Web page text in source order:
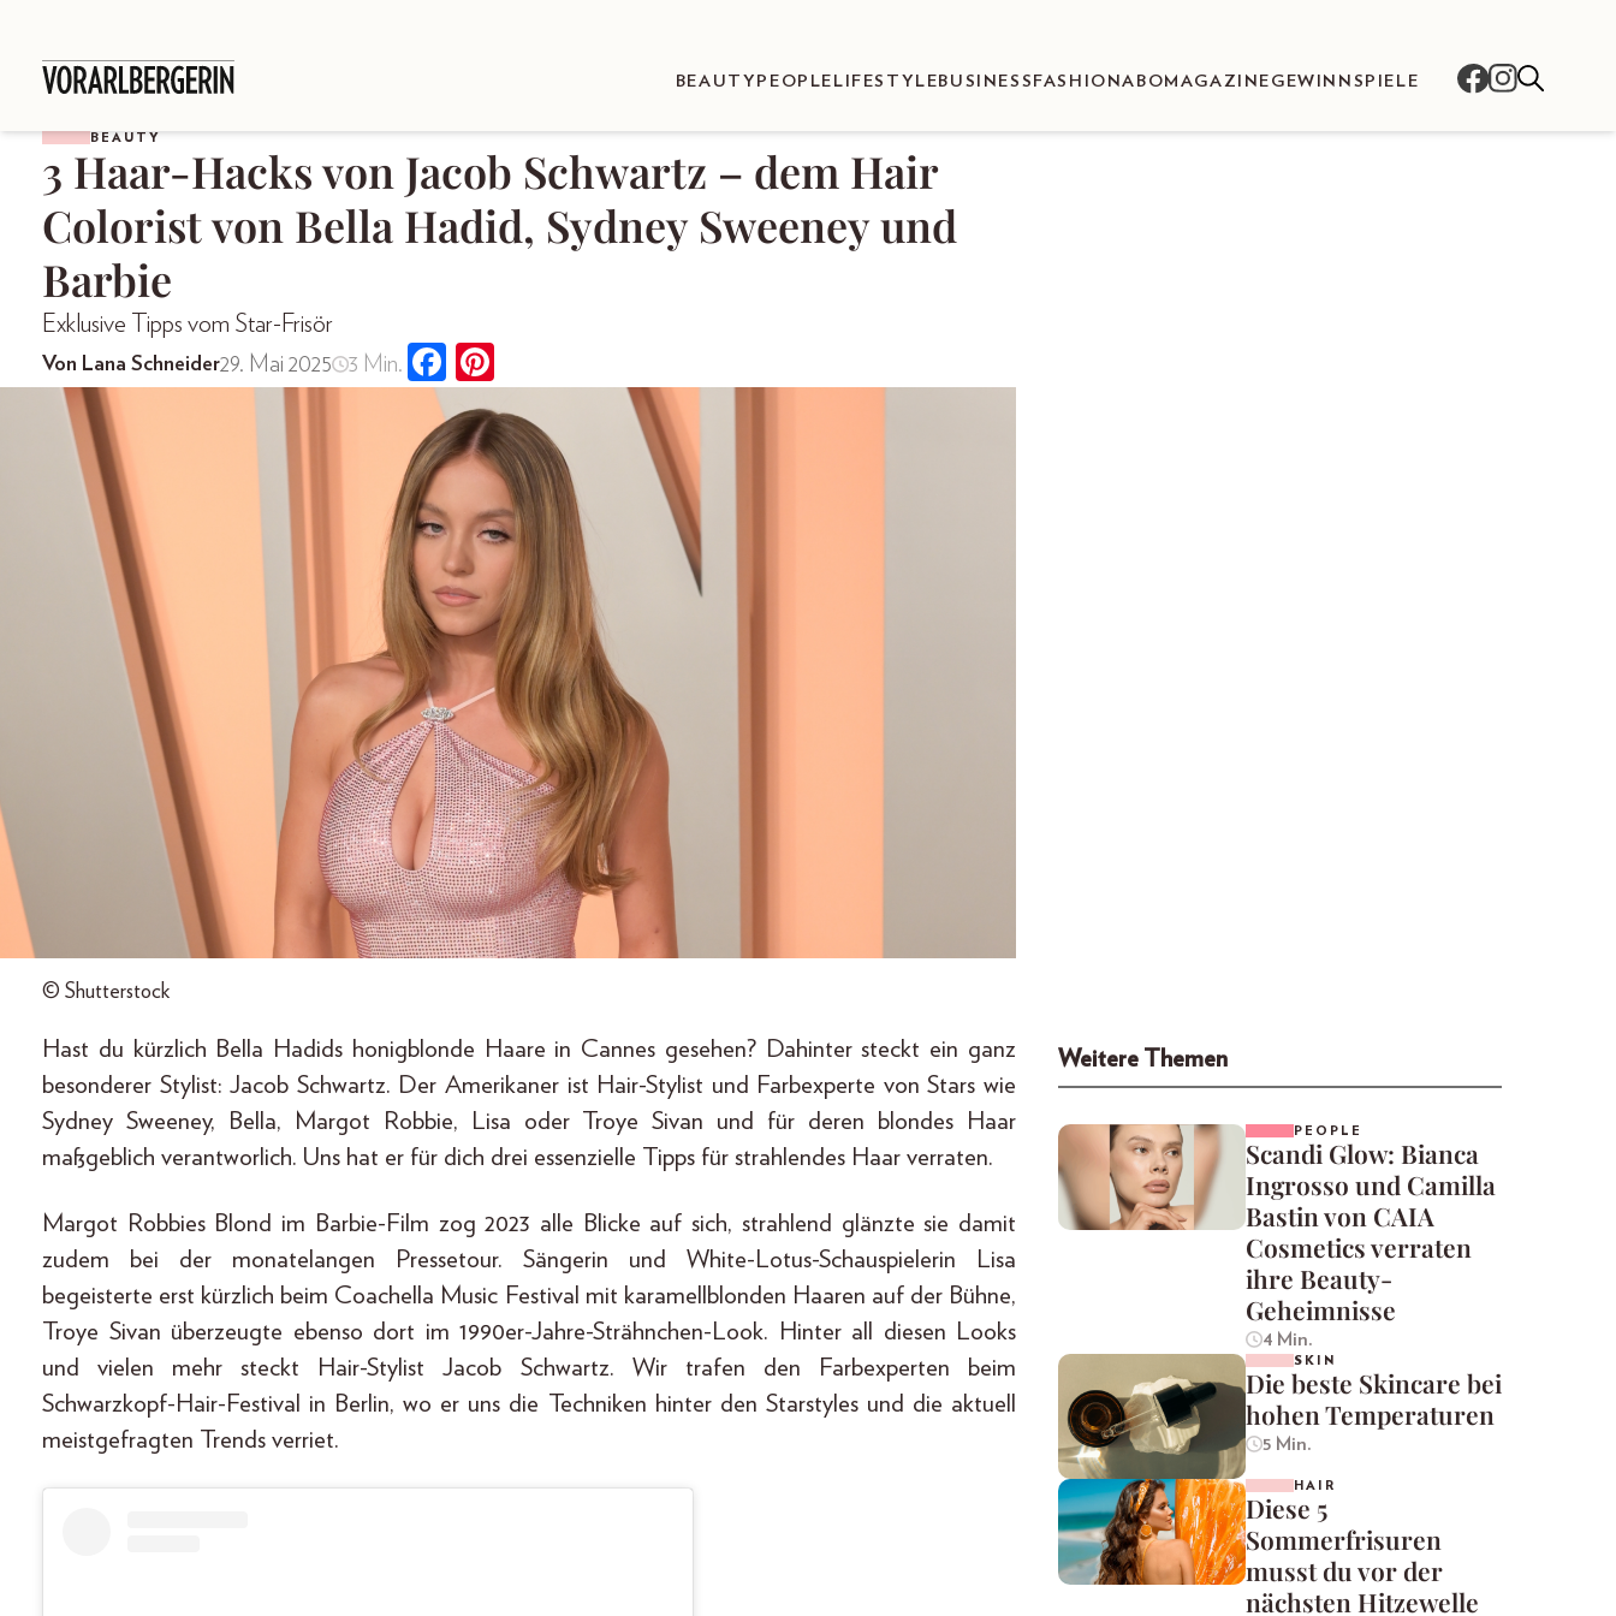
BEAUTY PEOPLE LIFESTYLEBUSINESS FASHIONABOMAGAZINE GEWINNSPIELE
BEAUTY
3 Haar-Hacks von Jacob Schwartz – dem Hair
Colorist von Bella Hadid, Sydney Sweeney und
Barbie
Exklusive Tipps vom Star-Frisör
Von Lana Schneider29. Mai 2025 3 Min.
© Shutterstock
Hast du kürzlich Bella Hadids honigblonde Haare in Cannes gesehen? Dahinter steckt ein ganz
besonderer Stylist: Jacob Schwartz. Der Amerikaner ist Hair-Stylist und Farbexperte von Stars wie
Sydney Sweeney, Bella, Margot Robbie, Lisa oder Troye Sivan und für deren blondes Haar
maßgeblich verantworlich. Uns hat er für dich drei essenzielle Tipps für strahlendes Haar verraten.
Margot Robbies Blond im Barbie-Film zog 2023 alle Blicke auf sich, strahlend glänzte sie damit
zudem bei der monatelangen Pressetour. Sängerin und White-Lotus-Schauspielerin Lisa
begeisterte erst kürzlich beim Coachella Music Festival mit karamellblonden Haaren auf der Bühne,
Troye Sivan überzeugte ebenso dort im 1990er-Jahre-Strähnchen-Look. Hinter all diesen Looks
und vielen mehr steckt Hair-Stylist Jacob Schwartz. Wir trafen den Farbexperten beim
Schwarzkopf-Hair-Festival in Berlin, wo er uns die Techniken hinter den Starstyles und die aktuell
meistgefragten Trends verriet.
Weitere Themen
PEOPLE
Scandi Glow: Bianca
Ingrosso und Camilla
Bastin von CAIA
Cosmetics verraten
ihre Beauty-
Geheimnisse
4 Min.
SKIN
Die beste Skincare bei
hohen Temperaturen
5 Min.
HAIR
Diese 5
Sommerfrisuren
musst du vor der
nächsten Hitzewelle